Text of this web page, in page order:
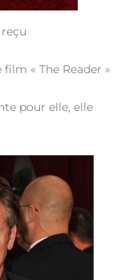
« The Reader »
pour elle, elle